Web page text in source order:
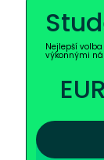
Nejlepší
výkonnými